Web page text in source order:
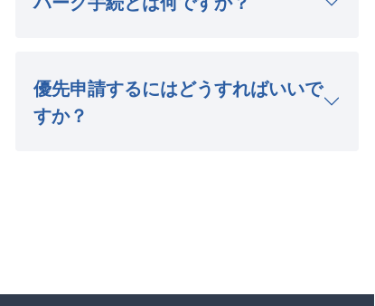
優先申請するにはどうすればいいで
すか？